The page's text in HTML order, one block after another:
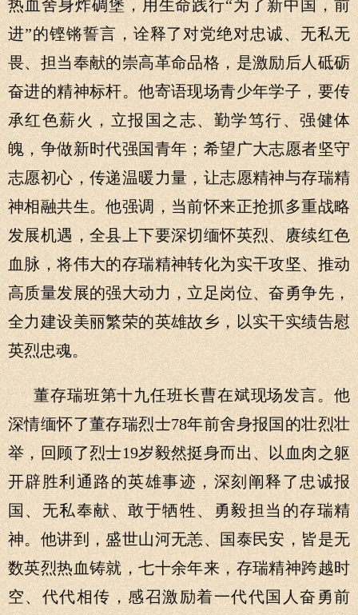
热血舍身炸碉堡，用生命践行“为了新中国，前
进”的铿锵誓言，诠释了对党绝对忠诚、无私无
畏、担当奉献的崇高革命品格，是激励后人砥砺
奋进的精神标杆。他寄语现场青少年学子，要传
承红色薪火，立报国之志、勤学笃行、强健体
魄，争做新时代强国青年；希望广大志愿者坚守
志愿初心，传递温暖力量，让志愿精神与存瑞精
神相融共生。他强调，当前怀来正抢抓多重战略
发展机遇，全县上下要深切缅怀英烈、赓续红色
血脉，将伟大的存瑞精神转化为实干攻坚、推动
高质量发展的强大动力，立足岗位、奋勇争先，
全力建设美丽繁荣的英雄故乡，以实干实绩告慰
英烈忠魂。
董存瑞班第十九任班长曹在斌现场发言。他
深情缅怀了董存瑞烈士78年前舍身报国的壮烈壮
举，回顾了烈士19岁毅然挺身而出、以血肉之躯
开辟胜利通路的英雄事迹，深刻阐释了忠诚报
国、无私奉献、敢于牺牲、勇毅担当的存瑞精
神。他讲到，盛世山河无恙、国泰民安，皆是无
数英烈热血铸就，七十余年来，存瑞精神跨越时
空、代代相传，感召激励着一代代国人奋勇前